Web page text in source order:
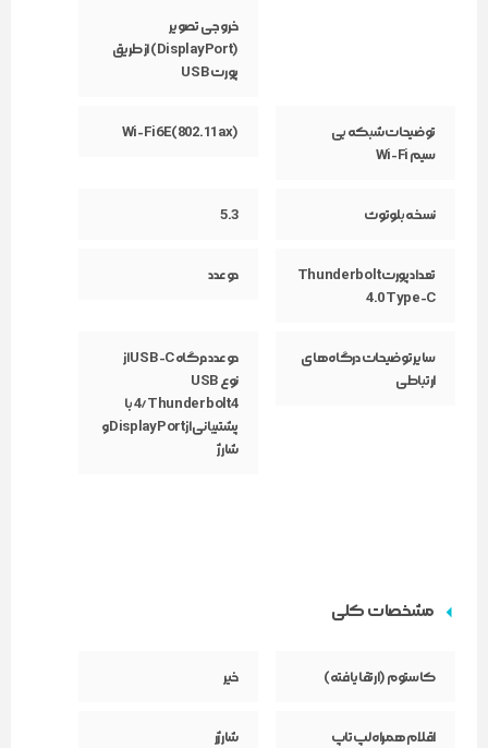
خروجی تصویر
(DisplayPort) از طریق
پورت USB
توضیحات شبکه بی
سیم Wi-Fi
Wi-Fi 6E (802.11ax)
نسخه‌ بلوتوث 5.3
تعداد پورت Thunderbolt
4.0 Type-C
دو عدد
سایر توضیحات درگاه‌های
ارتباطی
دو عدد درگاه USB-C از
نوع USB
4/Thunderbolt 4 با
پشتیبانی از DisplayPort و
شارژ
مشخصات کلی
کاستوم (ارتقا یافته) خیر
اقلام همراه لپ‌تاپ شارژر